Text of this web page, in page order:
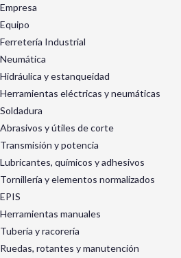
Empresa
Equipo
Ferretería Industrial
Neumática
Hidráulica y estanqueidad
Herramientas eléctricas y neumáticas
Soldadura
Abrasivos y útiles de corte
Transmisión y potencia
Lubricantes, químicos y adhesivos
Tornillería y elementos normalizados
EPIS
Herramientas manuales
Tubería y racorería
Ruedas, rotantes y manutención